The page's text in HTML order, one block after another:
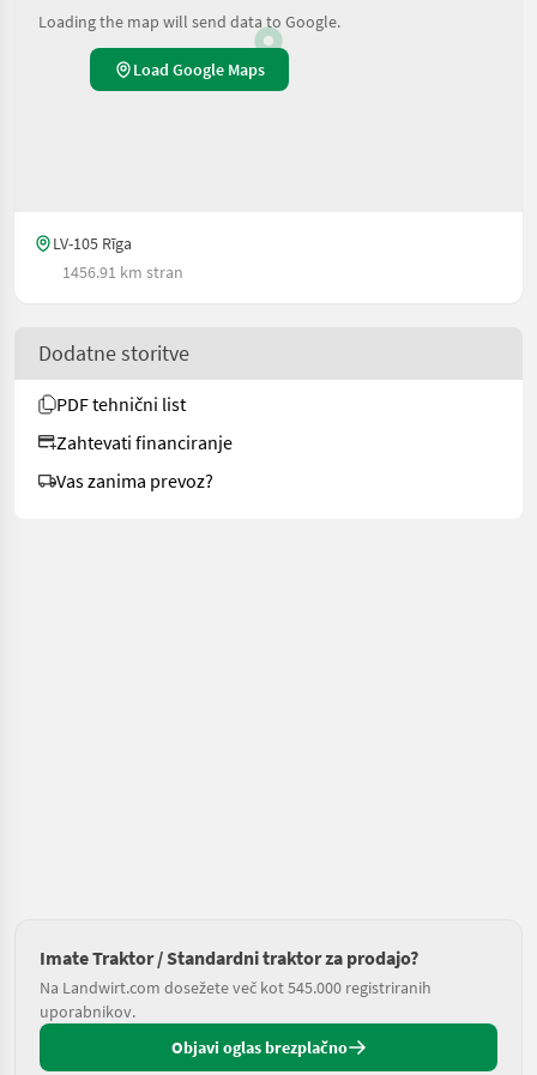
Loading the map will send data to Google.
Load Google Maps
LV-105 Rīga
1456.91 km stran
Dodatne storitve
PDF tehnični list
Zahtevati financiranje
Vas zanima prevoz?
Imate Traktor / Standardni traktor za prodajo?
Na Landwirt.com dosežete več kot 545.000 registriranih
uporabnikov.
Objavi oglas brezplačno